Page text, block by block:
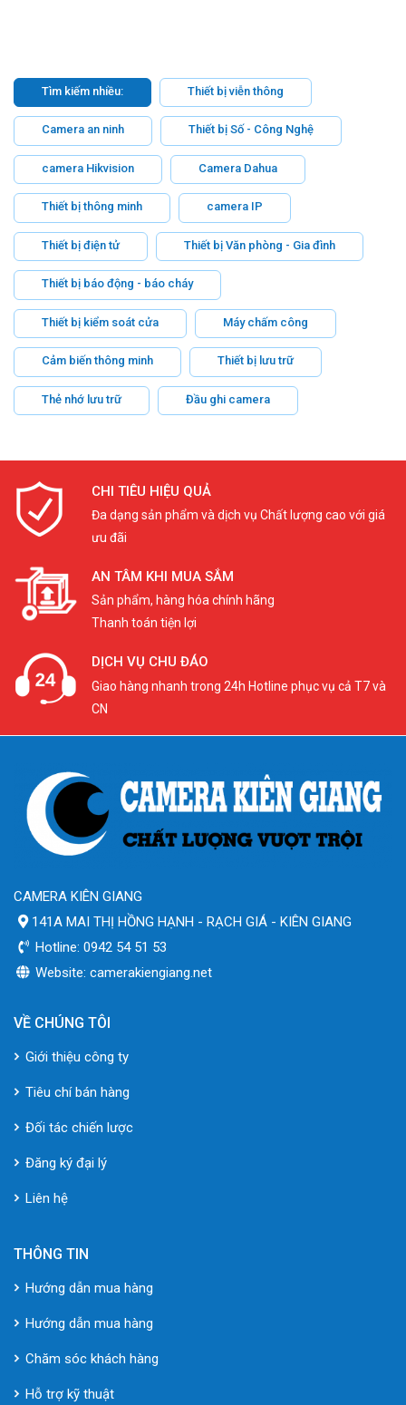
Tìm kiếm nhiều: Thiết bị viễn thông
Camera an ninh Thiết bị Số - Công Nghệ
camera Hikvision Camera Dahua
Thiết bị thông minh camera IP
Thiết bị điện tử Thiết bị Văn phòng - Gia đình
Thiết bị báo động - báo cháy
Thiết bị kiểm soát cửa Máy chấm công
Cảm biến thông minh Thiết bị lưu trữ
Thẻ nhớ lưu trữ Đầu ghi camera
CHI TIÊU HIỆU QUẢ
Đa dạng sản phẩm và dịch vụ Chất lượng cao với giá
ưu đãi
AN TÂM KHI MUA SẮM
Sản phẩm, hàng hóa chính hãng
Thanh toán tiện lợi
DỊCH VỤ CHU ĐÁO
Giao hàng nhanh trong 24h Hotline phục vụ cả T7 và
CN
CAMERA KIÊN GIANG
141A MAI THỊ HỒNG HẠNH - RẠCH GIÁ - KIÊN GIANG
Hotline: 0942 54 51 53
Website: camerakiengiang.net
VỀ CHÚNG TÔI
Giới thiệu công ty
Tiêu chí bán hàng
Đối tác chiến lược
Đăng ký đại lý
Liên hệ
THÔNG TIN
Hướng dẫn mua hàng
Hướng dẫn mua hàng
Chăm sóc khách hàng
Hỗ trợ kỹ thuật